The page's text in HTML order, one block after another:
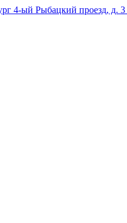
4-ый Рыбацкий проезд, д. 3